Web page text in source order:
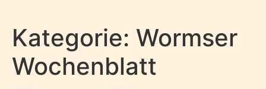
Kategorie: Wormser
Wochenblatt